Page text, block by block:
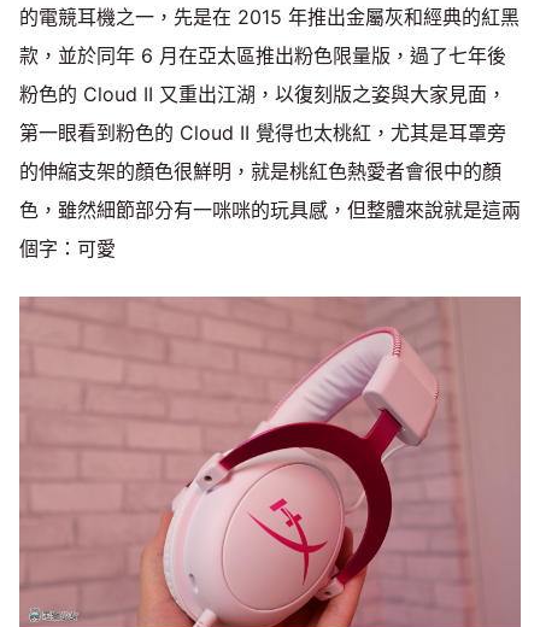
的電競耳機之一，先是在 2015 年推出金屬灰和經典的紅黑
款，並於同年 6 月在亞太區推出粉色限量版，過了七年後
粉色的 Cloud II 又重出江湖，以復刻版之姿與大家見面，
第一眼看到粉色的 Cloud II 覺得也太桃紅，尤其是耳罩旁
的伸縮支架的顏色很鮮明，就是桃紅色熱愛者會很中的顏
色，雖然細節部分有一咪咪的玩具感，但整體來說就是這兩
個字：可愛